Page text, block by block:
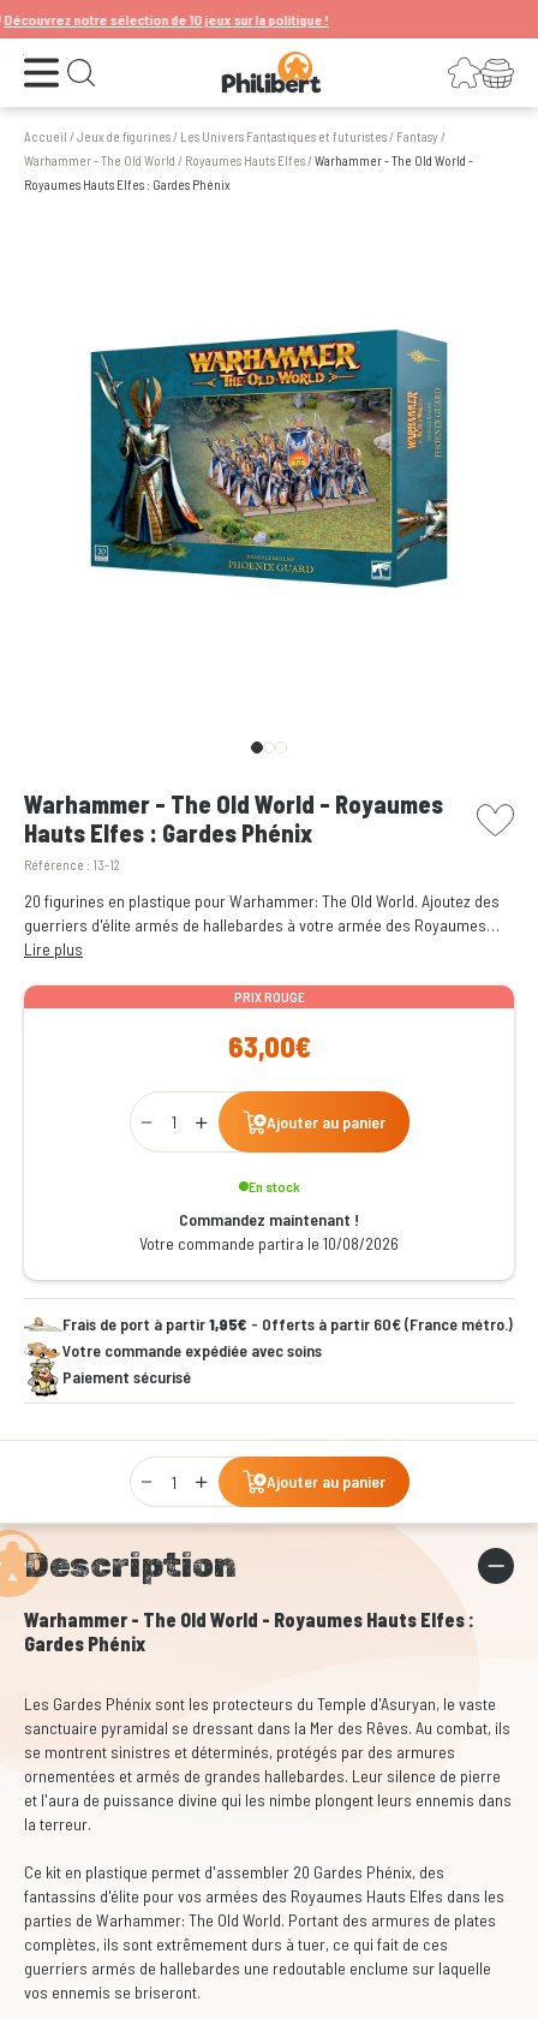
notre sélection de 10 jeux sur la politique !
Ouvrir le menu Ouvrir la recherche Connexion
Votre panier
Accueil /Jeux de figurines/ Les Univers Fantastiques et futuristes/ Fantasy/
Warhammer - The Old World / Royaumes Hauts Elfes/Warhammer - The Old World -
Royaumes Hauts Elfes : Gardes Phénix
Warhammer - The Old World - Royaumes
Hauts Elfes : Gardes Phénix
Référence : 13-12
picto
20 figurines en plastique pour Warhammer: The Old World. Ajoutez des
guerriers d'élite armés de hallebardes à votre armée des Royaumes
Hauts Elfes. Contient les éléments nécessaires pour assembler des
Lire plus
PRIX ROUGE
63,00€
Qty
Ajouter au panier
En stock
Commandez maintenant !
Votre commande partira le 10/08/2026
Frais de port à partir1,95€ - Offerts à partir 60€ (France métro.)
Votre commande expédiée avec soins
Paiement sécurisé
Qty
Ajouter au panier
Description
Warhammer - The Old World - Royaumes Hauts Elfes :
Gardes Phénix
Les Gardes Phénix sont les protecteurs du Temple d'Asuryan, le vaste
sanctuaire pyramidal se dressant dans la Mer des Rêves. Au combat, ils
se montrent sinistres et déterminés, protégés par des armures
ornementées et armés de grandes hallebardes. Leur silence de pierre
et l'aura de puissance divine qui les nimbe plongent leurs ennemis dans
la terreur.
Ce kit en plastique permet d'assembler 20 Gardes Phénix, des
fantassins d'élite pour vos armées des Royaumes Hauts Elfes dans les
parties de Warhammer: The Old World. Portant des armures de plates
complètes, ils sont extrêmement durs à tuer, ce qui fait de ces
guerriers armés de hallebardes une redoutable enclume sur laquelle
vos ennemis se briseront.